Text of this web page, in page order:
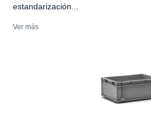
estandarización...
Ver más